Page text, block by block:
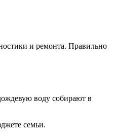
и ремонта. Правильно
воду собирают в
семьи.